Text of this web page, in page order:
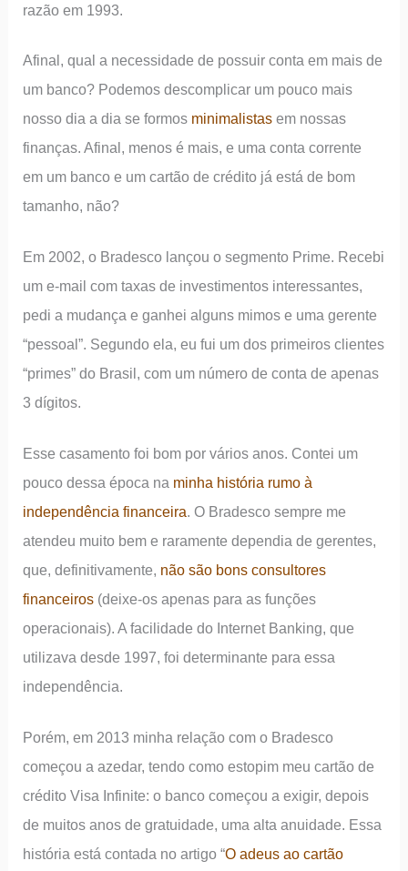
razão em 1993.
Afinal, qual a necessidade de possuir conta em mais de
um banco? Podemos descomplicar um pouco mais
nosso dia a dia se formos minimalistas em nossas
finanças. Afinal, menos é mais, e uma conta corrente
em um banco e um cartão de crédito já está de bom
tamanho, não?
Em 2002, o Bradesco lançou o segmento Prime. Recebi
um e-mail com taxas de investimentos interessantes,
pedi a mudança e ganhei alguns mimos e uma gerente
“pessoal”. Segundo ela, eu fui um dos primeiros clientes
“primes” do Brasil, com um número de conta de apenas
3 dígitos.
Esse casamento foi bom por vários anos. Contei um
pouco dessa época na minha história rumo à
independência financeira. O Bradesco sempre me
atendeu muito bem e raramente dependia de gerentes,
que, definitivamente, não são bons consultores
financeiros (deixe-os apenas para as funções
operacionais). A facilidade do Internet Banking, que
utilizava desde 1997, foi determinante para essa
independência.
Porém, em 2013 minha relação com o Bradesco
começou a azedar, tendo como estopim meu cartão de
crédito Visa Infinite: o banco começou a exigir, depois
de muitos anos de gratuidade, uma alta anuidade. Essa
história está contada no artigo “O adeus ao cartão